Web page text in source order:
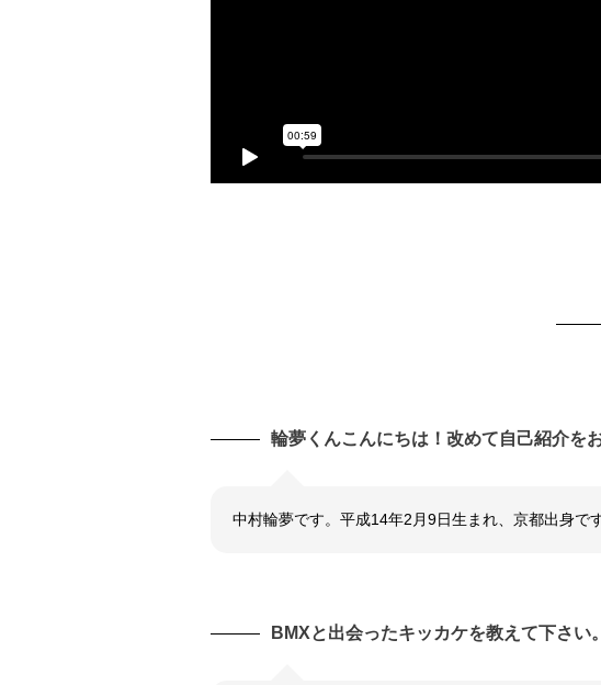
輪夢くんこんにちは！改めて自己紹介を
中村輪夢です。平成14年2月9日生まれ、京都出身です
BMXと出会ったキッカケを教えて下さい。